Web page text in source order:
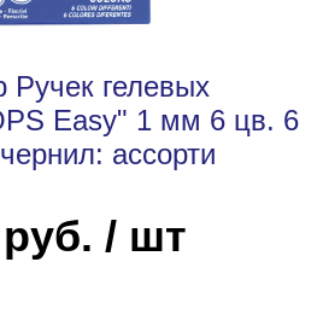
Ручек гелевых
Easy" 1 мм 6 цв. 6
ассорти
/ шт